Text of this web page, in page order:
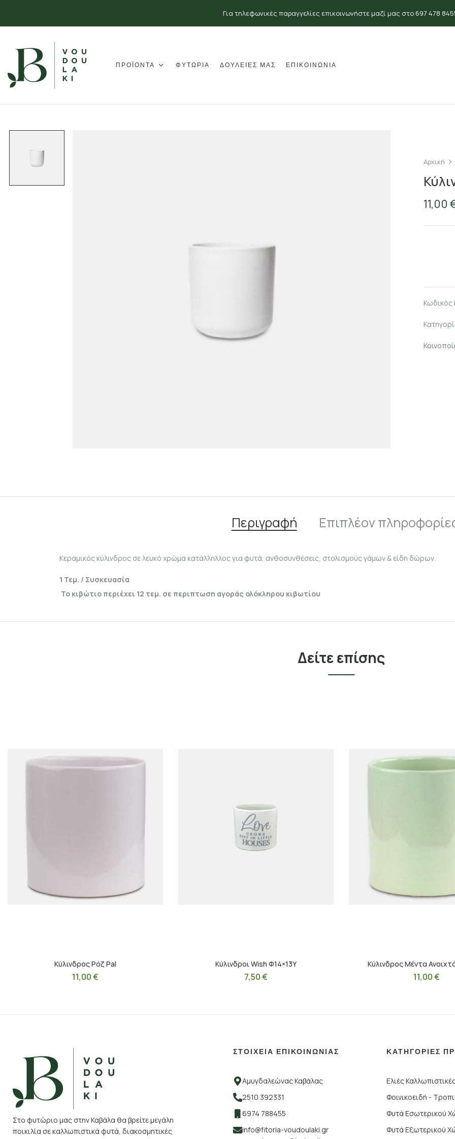
Για τηλεφωνικές παραγγελίες επικοινωνήστε μαζί μας στο 697 478
ΠΡΟΪΟΝΤΑ ΦΥΤΩΡΙΑ ΔΟΥΛΕΙΕΣ ΜΑΣ ΕΠΙΚΟΙΝΩΝΙΑ
Αρχική
11,00
Περιγραφή Επιπλέον
Κεραμικός κύλινδρος σε λευκό χρώμα κατάλληλλος για φυτά, ανθοσυνθέσεις, στολισμούς γάμων & είδη δώρων.
1 Τεμ. / Συσκευασία
Το κιβώτιο περιέχει 12 τεμ. σε περιπτωση αγοράς ολόκληρου κιβωτίου
Δείτε επίσης
Κύλινδρος Ρόζ Pal
11,00€
Κύλινδροι Wish Φ14×13Υ
7,50€
Κύλινδρος Μέντα
11,00€
Στο φυτώριο μας στην Καβάλα θα βρείτε μεγάλη
ποικιλία σε καλλωπιστικά φυτά, διακοσμητικές
ΣΤΟΙΧΕΙΑ ΕΠΙΚΟΙΝΩΝΙΑΣ
Αμυγδαλεώνας Καβάλας
2510 392331
6974 788455
info@fitoria-voudoulaki.gr
ΚΑΤΗΓΟΡΙΕΣ
Ελιές
Φοινικοειδή -
Φυτά Εσωτερικού
Φυτά Εξωτερικού